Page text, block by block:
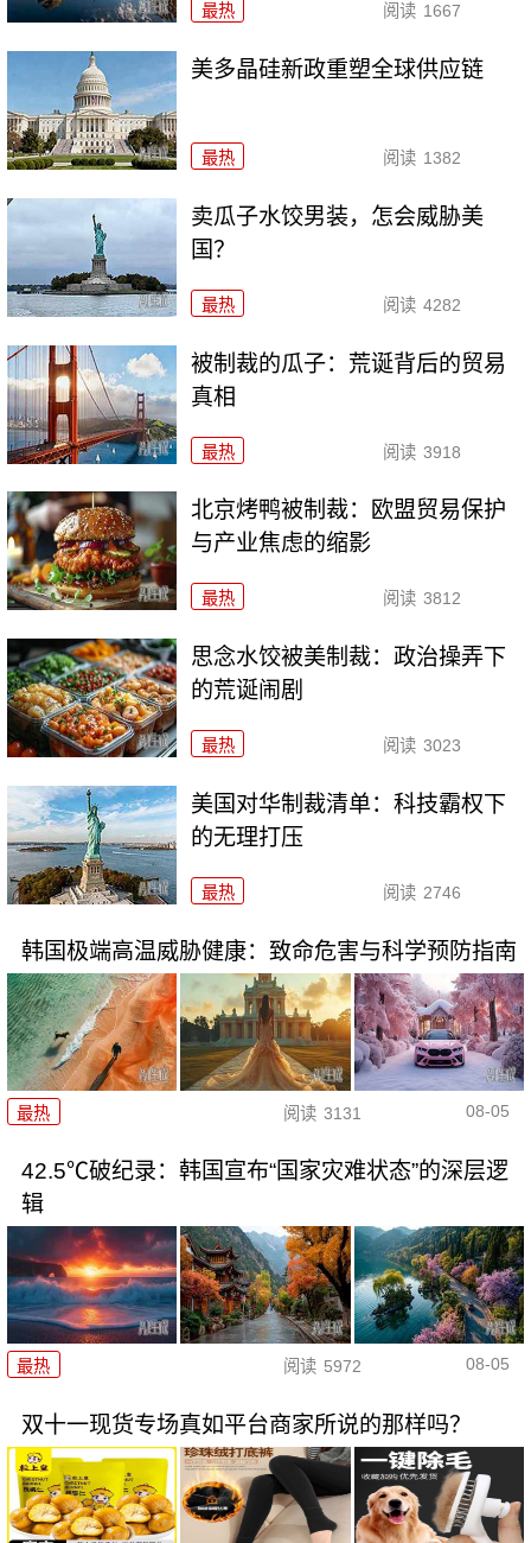
最热 阅读 1667
美多晶硅新政重塑全球供应链
最热 阅读 1382
卖瓜子水饺男装，怎会威胁美
国？
最热 阅读 4282
被制裁的瓜子：荒诞背后的贸易
真相
最热 阅读 3918
北京烤鸭被制裁：欧盟贸易保护
与产业焦虑的缩影
最热 阅读 3812
思念水饺被美制裁：政治操弄下
的荒诞闹剧
最热 阅读 3023
美国对华制裁清单：科技霸权下
的无理打压
最热 阅读 2746
韩国极端高温威胁健康：致命危害与科学预防指南
最热 阅读 3131 08-05
42.5℃破纪录：韩国宣布“国家灾难状态”的深层逻
辑
最热 阅读 5972 08-05
双十一现货专场真如平台商家所说的那样吗？